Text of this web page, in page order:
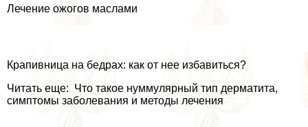
Лечение ожогов маслами
Крапивница на бедрах: как от нее избавиться?
Читать еще: Что такое нуммулярный тип дерматита,
симптомы заболевания и методы лечения